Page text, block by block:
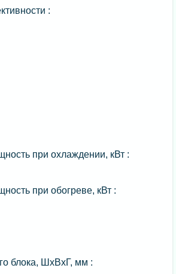
:
при охлаждении, кВт :
при обогреве, кВт :
блока, ШxВxГ, мм :